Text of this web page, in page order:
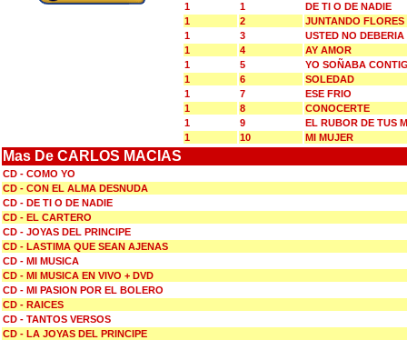
1 1
DE TI O DE NADIE
1
2
JUNTANDO FLORES
1
3
USTED NO DEBERIA
1
4
AY AMOR
1
5
YO SOÑABA
1
6
SOLEDAD
1
7
ESE FRIO
1
8
CONOCERTE
1
9
EL RUBOR DE TUS
1
10 MI MUJER
Mas De CARLOS MACIAS
CD - COMO YO
CD - CON EL ALMA DESNUDA
CD - DE TI O DE NADIE
CD - EL CARTERO
CD - JOYAS DEL PRINCIPE
CD - LASTIMA QUE SEAN AJENAS
CD - MI MUSICA
CD - MI MUSICA EN VIVO + DVD
CD - MI PASION POR EL BOLERO
CD - RAICES
CD - TANTOS VERSOS
CD - LA JOYAS DEL PRINCIPE